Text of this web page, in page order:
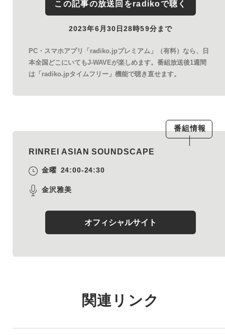
この記事の放送回をradikoで聴く
2023年6月30日28時59分まで
PC・スマホアプリ「radiko.jpプレミアム」（有料）なら、日
本全国どこにいてもJ-WAVEが楽しめます。番組放送後1週間
は「radiko.jpタイムフリー」機能で聴き直せます。
番組情報
RINREI ASIAN SOUNDSCAPE
金曜 24:00-24:30
金沢雅美
オフィシャルサイト
関連リンク